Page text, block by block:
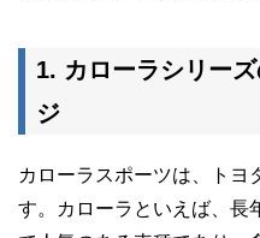
1. カローラシリー
ジ
カローラスポーツは、トヨ
す。カローラといえば、長